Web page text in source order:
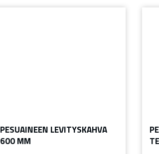
PESUAINEEN LEVITYSKAHVA
600 MM